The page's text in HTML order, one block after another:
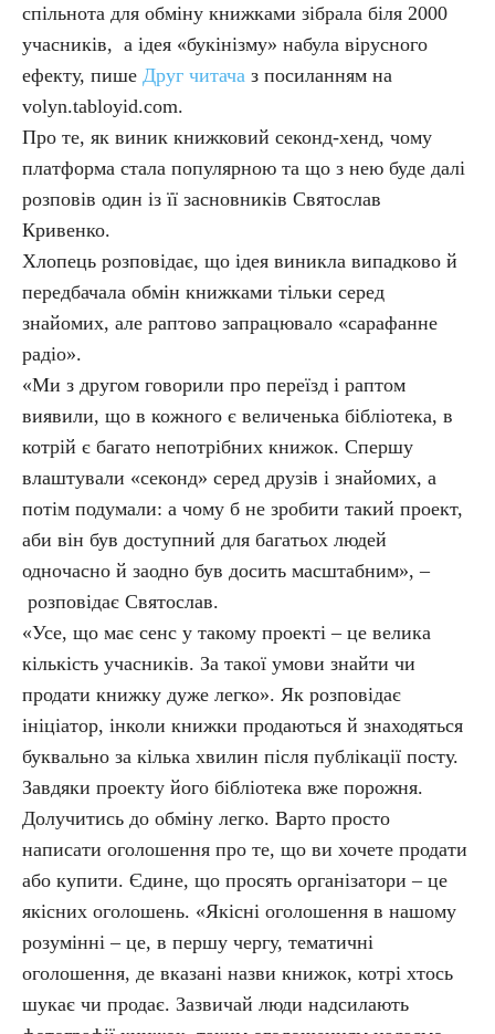
спільнота для обміну книжками зібрала біля 2000
учасників, а ідея «букінізму» набула вірусного
ефекту, пише Друг читача з посиланням на
volyn.tabloyid.com.
Про те, як виник книжковий секонд-хенд, чому
платформа стала популярною та що з нею буде далі
розповів один із її засновників Святослав
Кривенко.
Хлопець розповідає, що ідея виникла випадково й
передбачала обмін книжками тільки серед
знайомих, але раптово запрацювало «сарафанне
радіо».
«Ми з другом говорили про переїзд і раптом
виявили, що в кожного є величенька бібліотека, в
котрій є багато непотрібних книжок. Спершу
влаштували «секонд» серед друзів і знайомих, а
потім подумали: а чому б не зробити такий проект,
аби він був доступний для багатьох людей
одночасно й заодно був досить масштабним», –
розповідає Святослав.
«Усе, що має сенс у такому проекті – це велика
кількість учасників. За такої умови знайти чи
продати книжку дуже легко». Як розповідає
ініціатор, інколи книжки продаються й знаходяться
буквально за кілька хвилин після публікації посту.
Завдяки проекту його бібліотека вже порожня.
Долучитись до обміну легко. Варто просто
написати оголошення про те, що ви хочете продати
або купити. Єдине, що просять організатори – це
якісних оголошень. «Якісні оголошення в нашому
розумінні – це, в першу чергу, тематичні
оголошення, де вказані назви книжок, котрі хтось
шукає чи продає. Зазвичай люди надсилають